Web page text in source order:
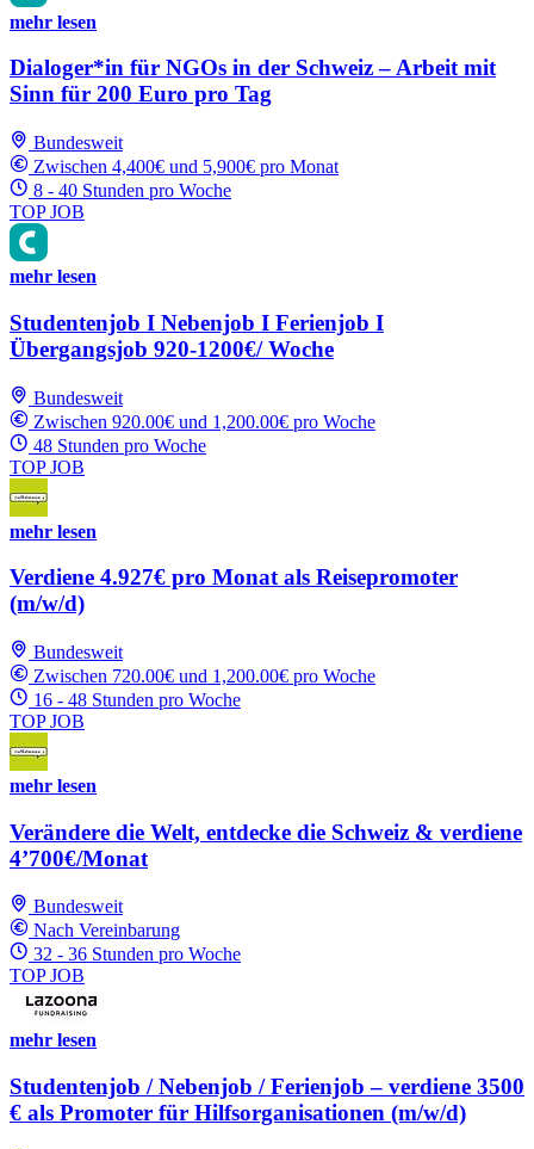
mehr lesen
Dialoger*in für NGOs in der Schweiz – Arbeit mit
Sinn für 200 Euro pro Tag
Bundesweit
Zwischen 4,400€ und 5,900€ pro Monat
8 - 40 Stunden pro Woche
TOP JOB
mehr lesen
Studentenjob I Nebenjob I Ferienjob I
Übergangsjob 920-1200€/ Woche
Bundesweit
Zwischen 920.00€ und 1,200.00€ pro Woche
48 Stunden pro Woche
TOP JOB
mehr lesen
Verdiene 4.927€ pro Monat als Reisepromoter
(m/w/d)
Bundesweit
Zwischen 720.00€ und 1,200.00€ pro Woche
16 - 48 Stunden pro Woche
TOP JOB
mehr lesen
Verändere die Welt, entdecke die Schweiz & verdiene
4’700€/Monat
Bundesweit
Nach Vereinbarung
32 - 36 Stunden pro Woche
TOP JOB
mehr lesen
Studentenjob / Nebenjob / Ferienjob – verdiene 3500
€ als Promoter für Hilfsorganisationen (m/w/d)